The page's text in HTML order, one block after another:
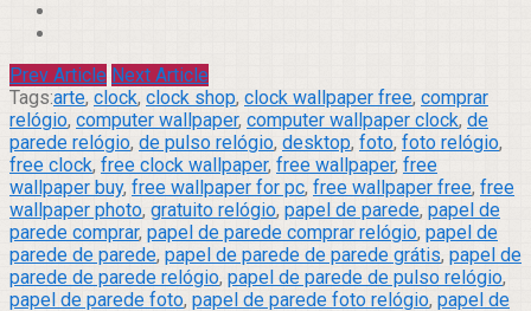
Prev Article Next Article
Tags:arte, clock, clock shop, clock wallpaper free, comprar
relógio, computer wallpaper, computer wallpaper clock, de
parede relógio, de pulso relógio, desktop, foto, foto relógio,
free clock, free clock wallpaper, free wallpaper, free
wallpaper buy, free wallpaper for pc, free wallpaper free, free
wallpaper photo, gratuito relógio, papel de parede, papel de
parede comprar, papel de parede comprar relógio, papel de
parede de parede, papel de parede de parede grátis, papel de
parede de parede relógio, papel de parede de pulso relógio,
papel de parede foto, papel de parede foto relógio, papel de